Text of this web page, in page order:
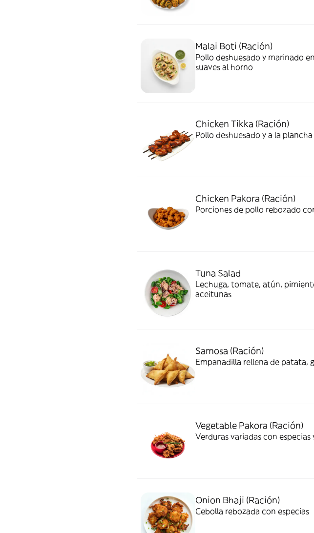
Malai Boti (Ración)
Pollo deshuesado y marinado
suaves al horno
Chicken Tikka (Ración)
Pollo deshuesado y a la
Chicken Pakora (Ración)
Porciones de pollo rebozado
Tuna Salad
Lechuga, tomate, atún,
aceitunas
Samosa (Ración)
Empanadilla rellena de patata,
Vegetable Pakora (Ración)
Verduras variadas con especias
Onion Bhaji (Ración)
Cebolla rebozada con especias